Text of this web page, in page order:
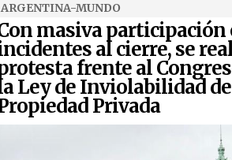
ARGENTINA-MUNDO
masiva participación
al cierre, se
frente al
Ley de Inviolabilidad
Privada